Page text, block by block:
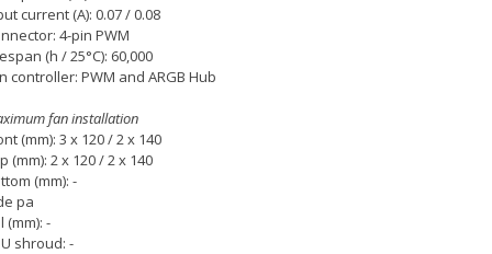
current (A): 0.07 / 0.08
4-pin PWM
(h / 25°C): 60,000
controller: PWM and ARGB Hub
fan installation
(mm): 3 x 120 / 2 x 140
(mm): 2 x 120 / 2 x 140
(mm): -
pa
(mm): -
shroud: -